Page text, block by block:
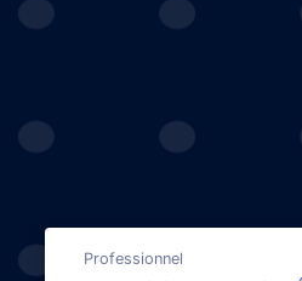
Professionnel